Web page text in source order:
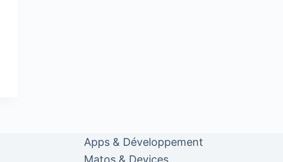
Apps & Développement
Matos & Devices